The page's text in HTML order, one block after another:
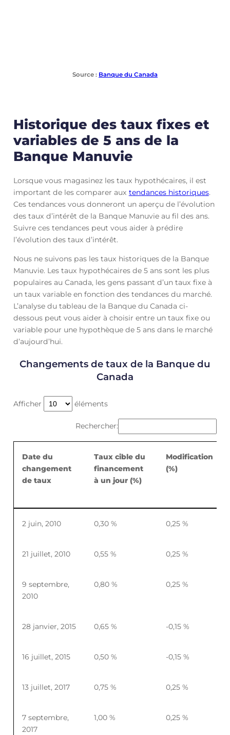
Source : Banque du Canada
Historique des taux fixes et
variables de 5 ans de la
Banque Manuvie
Lorsque vous magasinez les taux hypothécaires, il est
important de les comparer aux tendances historiques.
Ces tendances vous donneront un aperçu de l’évolution
des taux d’intérêt de la Banque Manuvie au fil des ans.
Suivre ces tendances peut vous aider à prédire
l’évolution des taux d’intérêt.
Nous ne suivons pas les taux historiques de la Banque
Manuvie. Les taux hypothécaires de 5 ans sont les plus
populaires au Canada, les gens passant d’un taux fixe à
un taux variable en fonction des tendances du marché.
L’analyse du tableau de la Banque du Canada ci-
dessous peut vous aider à choisir entre un taux fixe ou
variable pour une hypothèque de 5 ans dans le marché
d’aujourd’hui.
Changements de taux de la Banque du
Canada
Afficher éléments
Rechercher:
Date du
changement
de taux
Taux cible du
financement
à un jour (%)
Modification
(%)
changement
financement
(%)
2 juin, 2010 0,30 % 0,25 %
21 juillet, 2010 0,55 % 0,25 %
9 septembre,
2010
0,80 % 0,25 %
28 janvier, 2015 0,65 % -0,15 %
16 juillet, 2015 0,50 % -0,15 %
13 juillet, 2017 0,75 % 0,25 %
7 septembre,
2017
1,00 % 0,25 %